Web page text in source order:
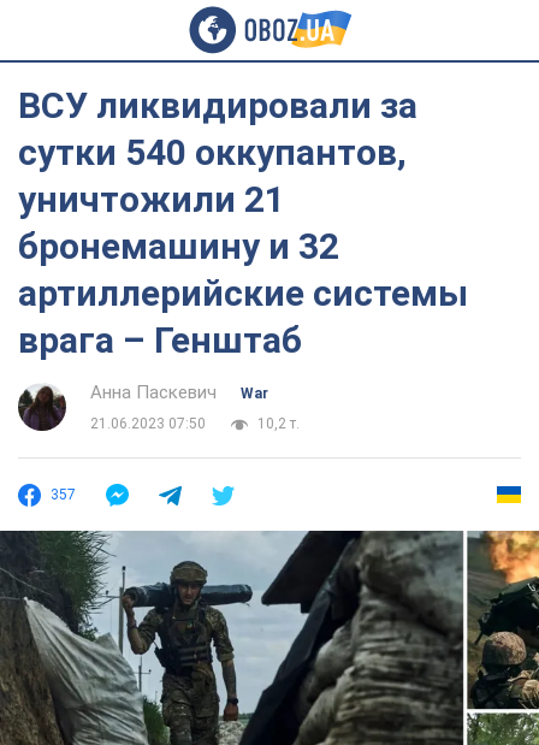
ВСУ ликвидировали за
сутки 540 оккупантов,
уничтожили 21
бронемашину и 32
артиллерийские системы
врага – Генштаб
Анна Паскевич
War
21.06.2023 07:50
10,2 т.
357